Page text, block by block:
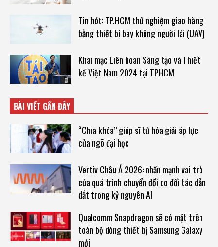
Tin hót: TP.HCM thử nghiệm giao hàng
bằng thiết bị bay không người lái (UAV)
Khai mạc Liên hoan Sáng tạo và Thiết
kế Việt Nam 2024 tại TPHCM
BÀI VIẾT GẦN ĐÂY
“Chìa khóa” giúp sĩ tử hóa giải áp lực
cửa ngõ đại học
Vertiv Châu Á 2026: nhấn mạnh vai trò
của quá trình chuyển đổi do đối tác dẫn
dắt trong kỷ nguyên AI
Qualcomm Snapdragon sẽ có mặt trên
toàn bộ dòng thiết bị Samsung Galaxy
mới